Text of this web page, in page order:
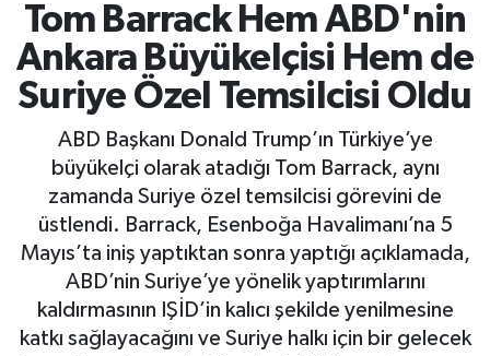
Tom Barrack Hem ABD'nin
Ankara Büyükelçisi Hem de
Suriye Özel Temsilcisi Oldu
ABD Başkanı Donald Trump’ın Türkiye’ye
büyükelçi olarak atadığı Tom Barrack, aynı
zamanda Suriye özel temsilcisi görevini de
üstlendi. Barrack, Esenboğa Havalimanı’na 5
Mayıs’ta iniş yaptıktan sonra yaptığı açıklamada,
ABD’nin Suriye’ye yönelik yaptırımlarını
kaldırmasının IŞİD’in kalıcı şekilde yenilmesine
katkı sağlayacağını ve Suriye halkı için bir gelecek